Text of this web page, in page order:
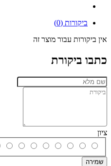
ביקורות (0)
אין ביקורות עבור מוצר זה
כתבו ביקורת
ציון
שמירה